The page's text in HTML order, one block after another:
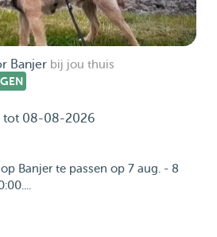
Banjer bij jou thuis
tot 08-08-2026
Banjer te passen op 7 aug. - 8